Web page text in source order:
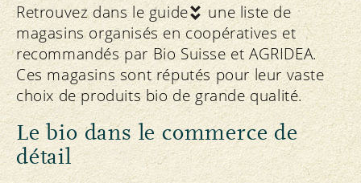
Retrouvez dans leguide
une liste de
magasins organisés en coopératives et
recommandés par Bio Suisse et AGRIDEA.
Ces magasins sont réputés pour leur vaste
choix de produits bio de grande qualité.
Le bio dans le commerce de
détail